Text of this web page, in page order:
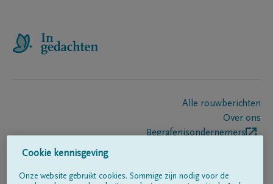
Alle rouwberichten
Over ons
Begrafenisondernemers
Cookie kennisgeving
Onze website gebruikt cookies. Sommige zijn nodig voor de